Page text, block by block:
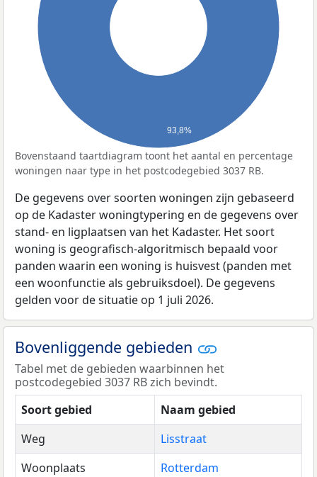
93,8%
Bovenstaand taartdiagram toont het aantal en percentage
woningen naar type in het postcodegebied 3037 RB.
De gegevens over soorten woningen zijn gebaseerd
op de Kadaster woningtypering en de gegevens over
stand- en ligplaatsen van het Kadaster. Het soort
woning is geografisch-algoritmisch bepaald voor
panden waarin een woning is huisvest (panden met
een woonfunctie als gebruiksdoel). De gegevens
gelden voor de situatie op 1 juli 2026.
Bovenliggende gebieden
Tabel met de gebieden waarbinnen het
postcodegebied 3037 RB zich bevindt.
Soort gebied
Naam gebied
Weg
Lisstraat
Woonplaats
Rotterdam